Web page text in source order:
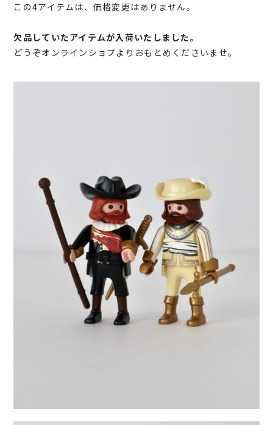
この4アイテムは、価格変更はありません。
欠品していたアイテムが入荷いたしました。
どうぞオンラインショプよりおもとめくださいませ。